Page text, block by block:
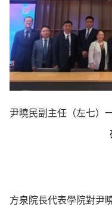
尹曉民副主任（左七）
方泉院長代表學院對尹